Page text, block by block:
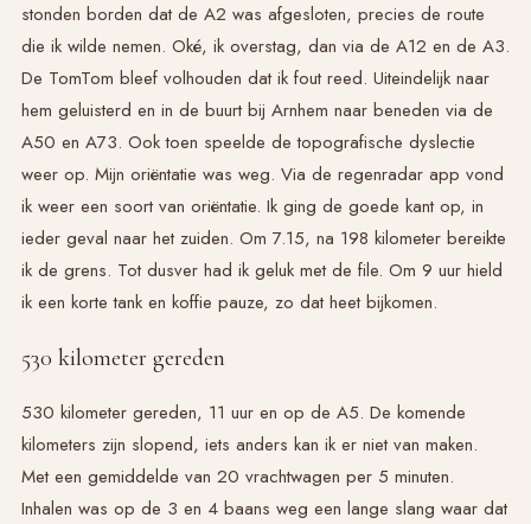
stonden borden dat de A2 was afgesloten, precies de route
die ik wilde nemen. Oké, ik overstag, dan via de A12 en de A3.
De TomTom bleef volhouden dat ik fout reed. Uiteindelijk naar
hem geluisterd en in de buurt bij Arnhem naar beneden via de
A50 en A73. Ook toen speelde de topografische dyslectie
weer op. Mijn oriëntatie was weg. Via de regenradar app vond
ik weer een soort van oriëntatie. Ik ging de goede kant op, in
ieder geval naar het zuiden. Om 7.15, na 198 kilometer bereikte
ik de grens. Tot dusver had ik geluk met de file. Om 9 uur hield
ik een korte tank en koffie pauze, zo dat heet bijkomen.
530 kilometer gereden
530 kilometer gereden, 11 uur en op de A5. De komende
kilometers zijn slopend, iets anders kan ik er niet van maken.
Met een gemiddelde van 20 vrachtwagen per 5 minuten.
Inhalen was op de 3 en 4 baans weg een lange slang waar dat